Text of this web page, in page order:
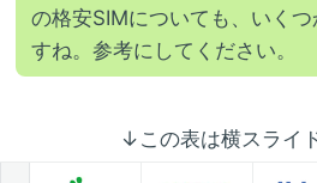
の格安SIMについても、いくつ
すね。参考にしてください。
↓この表は横スライ